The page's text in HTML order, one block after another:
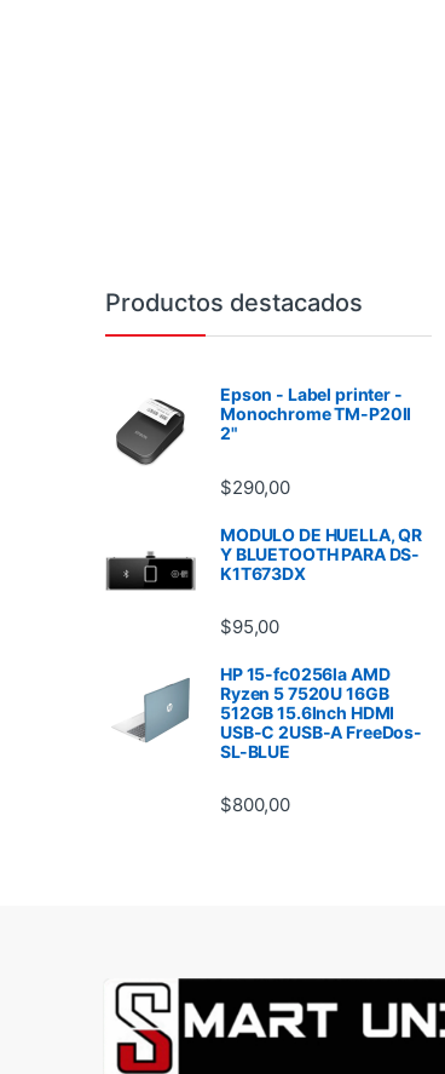
Brands Carousel
Productos destacados
Epson - Label printer -
Monochrome TM-P20II
2"
$290,00
MODULO DE HUELLA, QR
Y BLUETOOTH PARA DS-
K1T673DX
$95,00
HP 15-fc0256la AMD
Ryzen 5 7520U 16GB
512GB 15.6Inch HDMI
USB-C 2USB-A FreeDos-
SL-BLUE
$800,00